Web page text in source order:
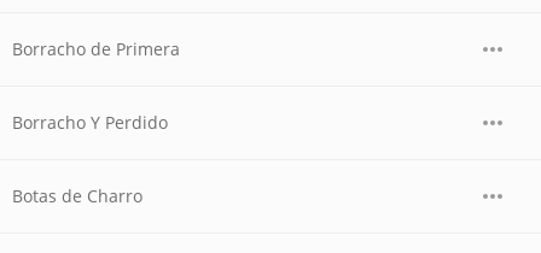
Borracho de Primera
Borracho Y Perdido
Botas de Charro